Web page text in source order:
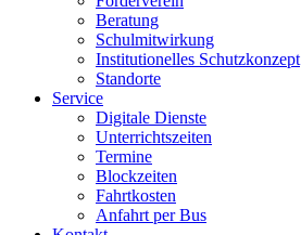
Beratung
Schulmitwirkung
Institutionelles Schutzkonzept
Standorte
Service
Digitale Dienste
Unterrichtszeiten
Termine
Blockzeiten
Fahrtkosten
Anfahrt per Bus